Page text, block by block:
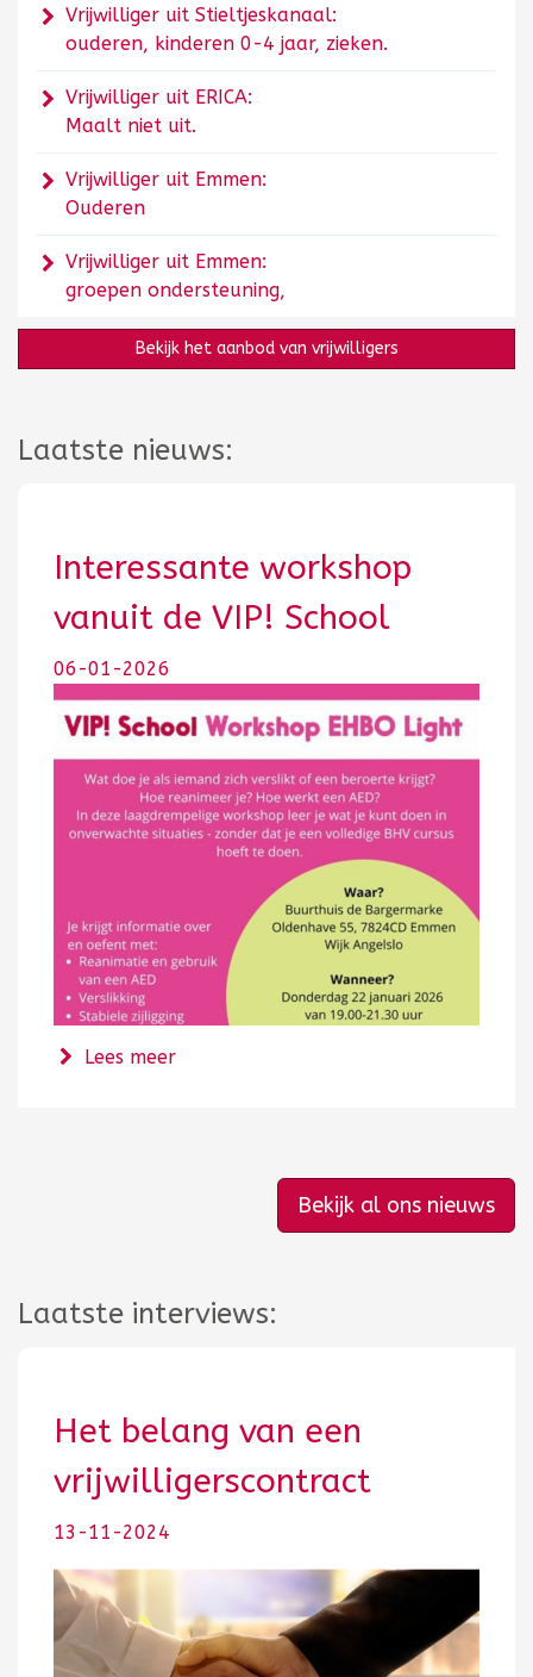
Vrijwilliger uit Stieltjeskanaal:
ouderen, kinderen 0-4 jaar, zieken.
Vrijwilliger uit ERICA:
Maalt niet uit.
Vrijwilliger uit Emmen:
Ouderen
Vrijwilliger uit Emmen:
groepen ondersteuning,
Bekijk het aanbod van vrijwilligers
Laatste nieuws:
Interessante workshop
vanuit de VIP! School
06-01-2026
Lees meerover Interessante workshop vanuit de
Bekijk al ons nieuws
Laatste interviews:
Het belang van een
vrijwilligerscontract
13-11-2024